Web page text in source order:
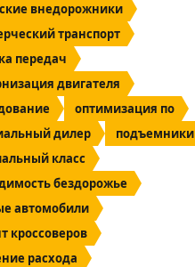
внедорожники
транспорт
передач
двигателя
оптимизация по
дилер
подъемники
класс
бездорожье
автомобили
кроссоверов
расхода